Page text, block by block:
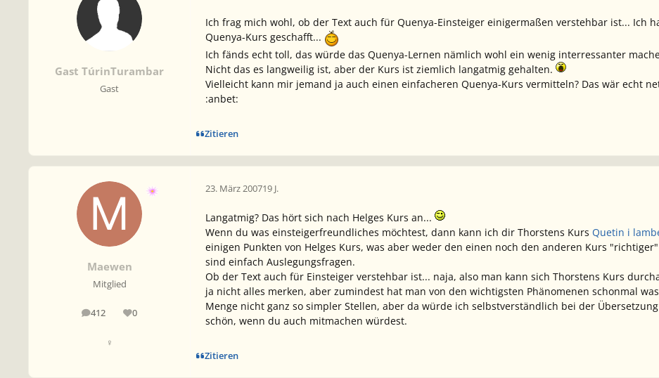
Gast TúrinTurambar
Gast
Ich frag mich wohl, ob der Text auch für Quenya-Einsteiger einigermaßen verstehbar ist... Ich
Quenya-Kurs geschafft...
Ich fänds echt toll, das würde das Quenya-Lernen nämlich wohl ein wenig interressanter
Nicht das es langweilig ist, aber der Kurs ist ziemlich langatmig gehalten.
Vielleicht kann mir jemand ja auch einen einfacheren Quenya-Kurs vermitteln? Das wär echt
:anbet:
Zitieren
Maewen
Mitglied
412
Beiträge 0
Reputation
♀
23. März 200719 J.
Langatmig? Das hört sich nach Helges Kurs an...
Wenn du was einsteigerfreundliches möchtest, dann kann ich dir Thorstens Kurs Quetin i
einigen Punkten von Helges Kurs, was aber weder den einen noch den anderen Kurs
sind einfach Auslegungsfragen.
Ob der Text auch für Einsteiger verstehbar ist... naja, also man kann sich Thorstens Kurs
ja nicht alles merken, aber zumindest hat man von den wichtigsten Phänomenen schonmal
Menge nicht ganz so simpler Stellen, aber da würde ich selbstverständlich bei der
schön, wenn du auch mitmachen würdest.
Zitieren